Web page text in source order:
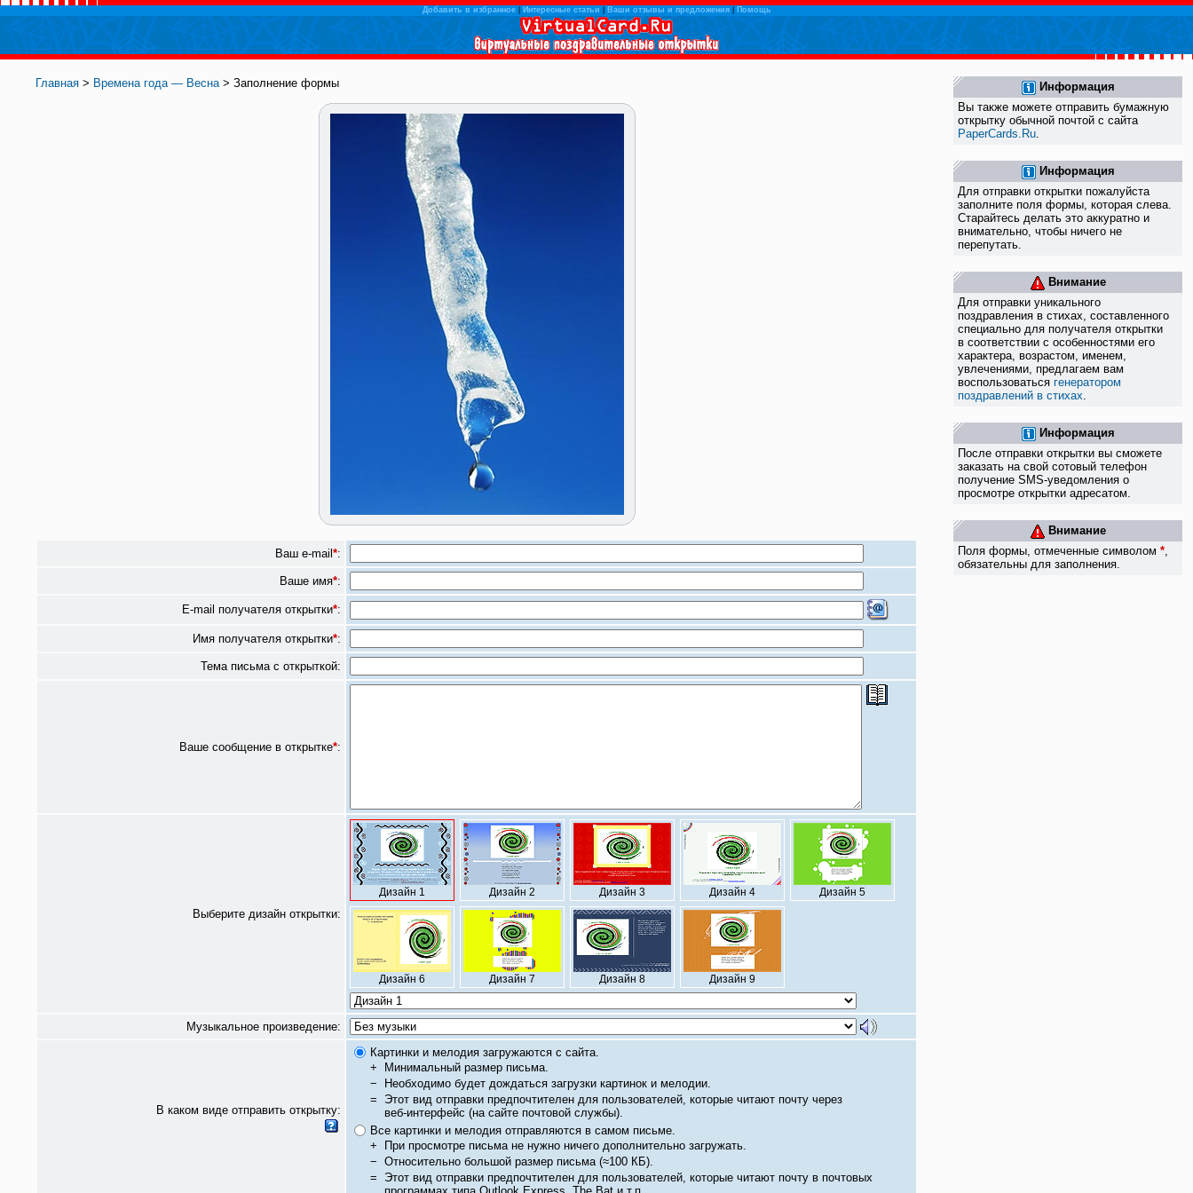
Добавить в избранное| Интересные статьи Ваши отзывы и предложения| Помощь
Главная > Времена года — Весна> Заполнение формы
Ваш e-mail *:
Ваше имя*:
E-mail получателя открытки*:
Имя получателя открытки*:
Тема письма с открыткой:
Ваше сообщение в открытке*:
Выберите дизайн открытки:
Дизайн 1 Дизайн 2 Дизайн 3 Дизайн 4 Дизайн 5
Дизайн 6 Дизайн 7 Дизайн 8 Дизайн 9
Музыкальное произведение:
В каком виде отправить открытку:
Картинки и мелодия загружаются с сайта.
+
Минимальный размер письма.
−
Необходимо будет дождаться загрузки картинок и мелодии.
= Этот вид отправки предпочтителен для пользователей, которые читают почту через
веб-интерфейс (на сайте почтовой службы).
Все картинки и мелодия отправляются в самом письме.
+
При просмотре письма не нужно ничего дополнительно загружать.
− Относительно большой размер письма (≈100 КБ).
= Этот вид отправки предпочтителен для пользователей, которые читают почту в почтовых
Информация
Вы также можете отправить бумажную
открытку обычной почтой с сайта
PaperCards.Ru.
Информация
Для отправки открытки пожалуйста
заполните поля формы, которая слева.
Старайтесь делать это аккуратно и
внимательно, чтобы ничего не
перепутать.
Внимание
Для отправки уникального
поздравления в стихах, составленного
специально для получателя открытки
в соответствии с особенностями его
характера, возрастом, именем,
увлечениями, предлагаем вам
воспользоваться генератором
поздравлений в стихах.
Информация
После отправки открытки вы сможете
заказать на свой сотовый телефон
получение SMS-уведомления о
просмотре открытки адресатом.
Внимание
Поля формы, отмеченные символом*,
обязательны для заполнения.